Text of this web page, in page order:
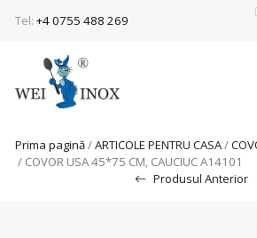
Tel: +4 0755 488 269
Prima pagină/ARTICOLE PENTRU CASA/
/ COVOR USA 45*75 CM, CAUCIUC A14101
Produsul Anterior